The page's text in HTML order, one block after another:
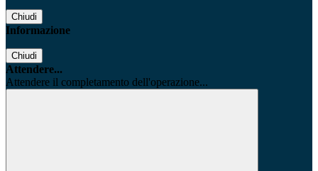
Chiudi
Informazione
Chiudi
Attendere...
Attendere il completamento dell'operazione...